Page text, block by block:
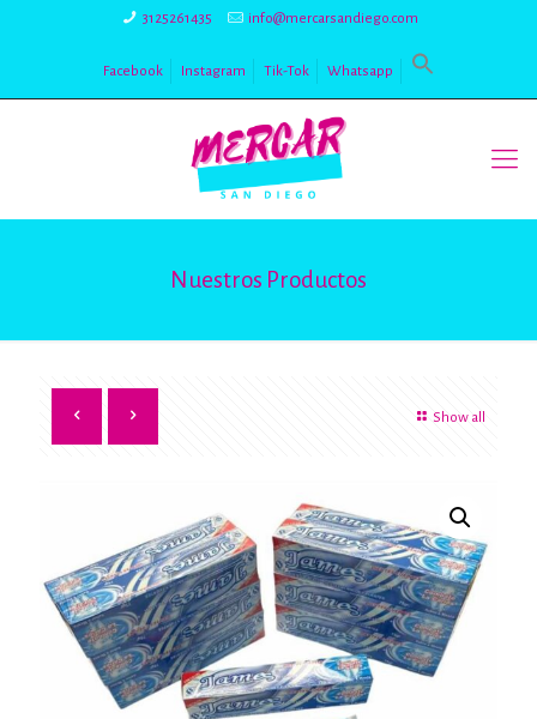
3125261435 info@mercarsandiego.com
Facebook Instagram Tik-Tok Whatsapp
Nuestros Productos
Show all